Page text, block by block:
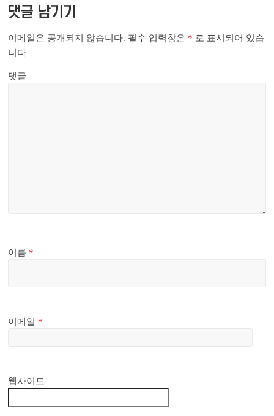
댓글 남기기
이메일은 공개되지 않습니다. 필수 입력창은 * 로 표시되어 있습
니다
댓글
이름 *
이메일 *
웹사이트